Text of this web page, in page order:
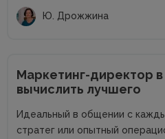
Ю. Дрожжина
Маркетинг-директор
вычислить лучшего
Идеальный в общении с
стратег или опытный